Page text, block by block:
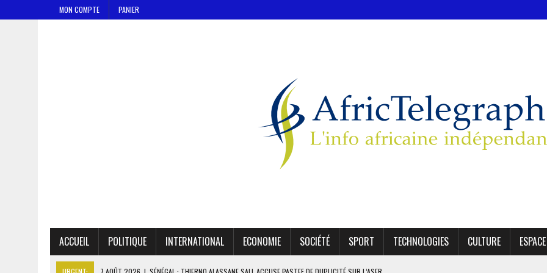
MON COMPTE PANIER
ACCUEIL POLITIQUE INTERNATIONAL ECONOMIE SOCIÉTÉ SPORT TECHNOLOGIES CULTURE